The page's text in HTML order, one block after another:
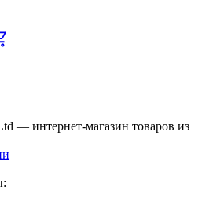
— интернет-магазин товаров из